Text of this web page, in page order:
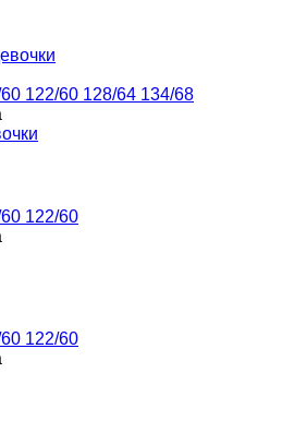
122/60 128/64 134/68
122/60
122/60